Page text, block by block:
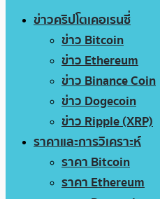
ข่าวคริปโตเคอเรนซี่
ข่าว Bitcoin
ข่าว Ethereum
ข่าว Binance Coin
ข่าว Dogecoin
ข่าว Ripple (XRP)
ราคาและการวิเคราะห์
ราคา Bitcoin
ราคา Ethereum